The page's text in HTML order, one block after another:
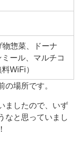
物惣菜、ドーナ
ール、マルチコ
料WiFi）
の場所です。
ましたので、いず
なと思っていまし